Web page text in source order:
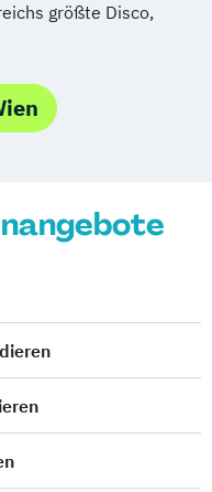
größte Disco,